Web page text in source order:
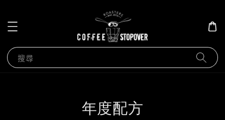
搜尋
年度配方